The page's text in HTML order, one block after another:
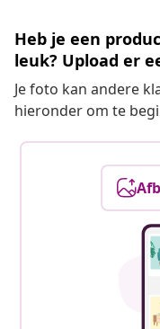
Heb je een
leuk? Upload er
Je foto kan andere
hieronder om te